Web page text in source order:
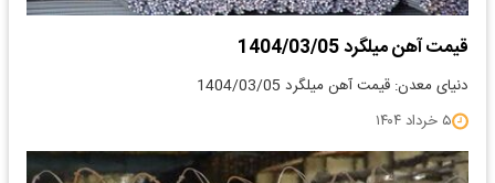
قیمت آهن میلگرد 1404/03/05
دنیای معدن: قیمت آهن میلگرد 1404/03/05
۵ خرداد ۱۴۰۴